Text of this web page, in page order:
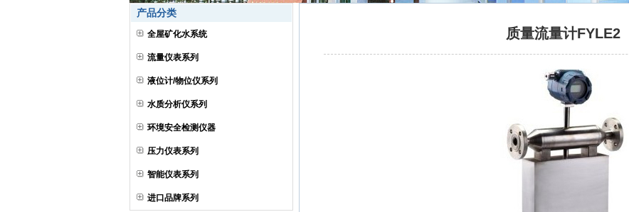
产品分类
全屋矿化水系统
流量仪表系列
液位计/物位仪系列
水质分析仪系列
环境安全检测仪器
压力仪表系列
智能仪表系列
进口品牌系列
质量流量计FYLE2